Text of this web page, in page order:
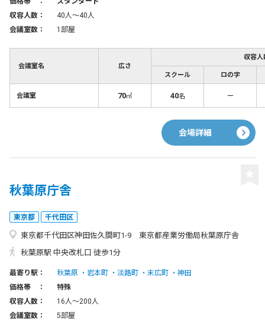
収容人数：
40人〜40人
会議室数：
1部屋
会議室名 広さ
収容人
スクール ロの字
会議室 70㎡ 40名 －
会場詳細
秋葉原庁舎
東京都 千代田区
東京都千代田区神田佐久間町1-9 東京都産業労働局秋葉原庁舎
秋葉原駅 中央改札口 徒歩1分
最寄り駅： 秋葉原 岩本町 淡路町 末広町
神田
価格帯 ：
特殊
収容人数：
16人〜200人
会議室数：
5部屋